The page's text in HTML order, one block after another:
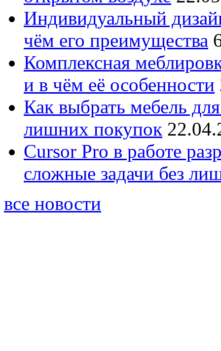
Индивидуальный
чём его преимущества
Комплексная
и в чём её особенности
Как выбрать мебель
лишних покупок
Cursor Pro в работе
сложные задачи без
все новости